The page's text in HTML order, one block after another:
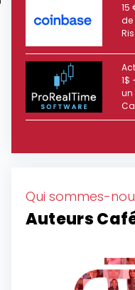
15
de
1$
un
Qui sommes-
Auteurs